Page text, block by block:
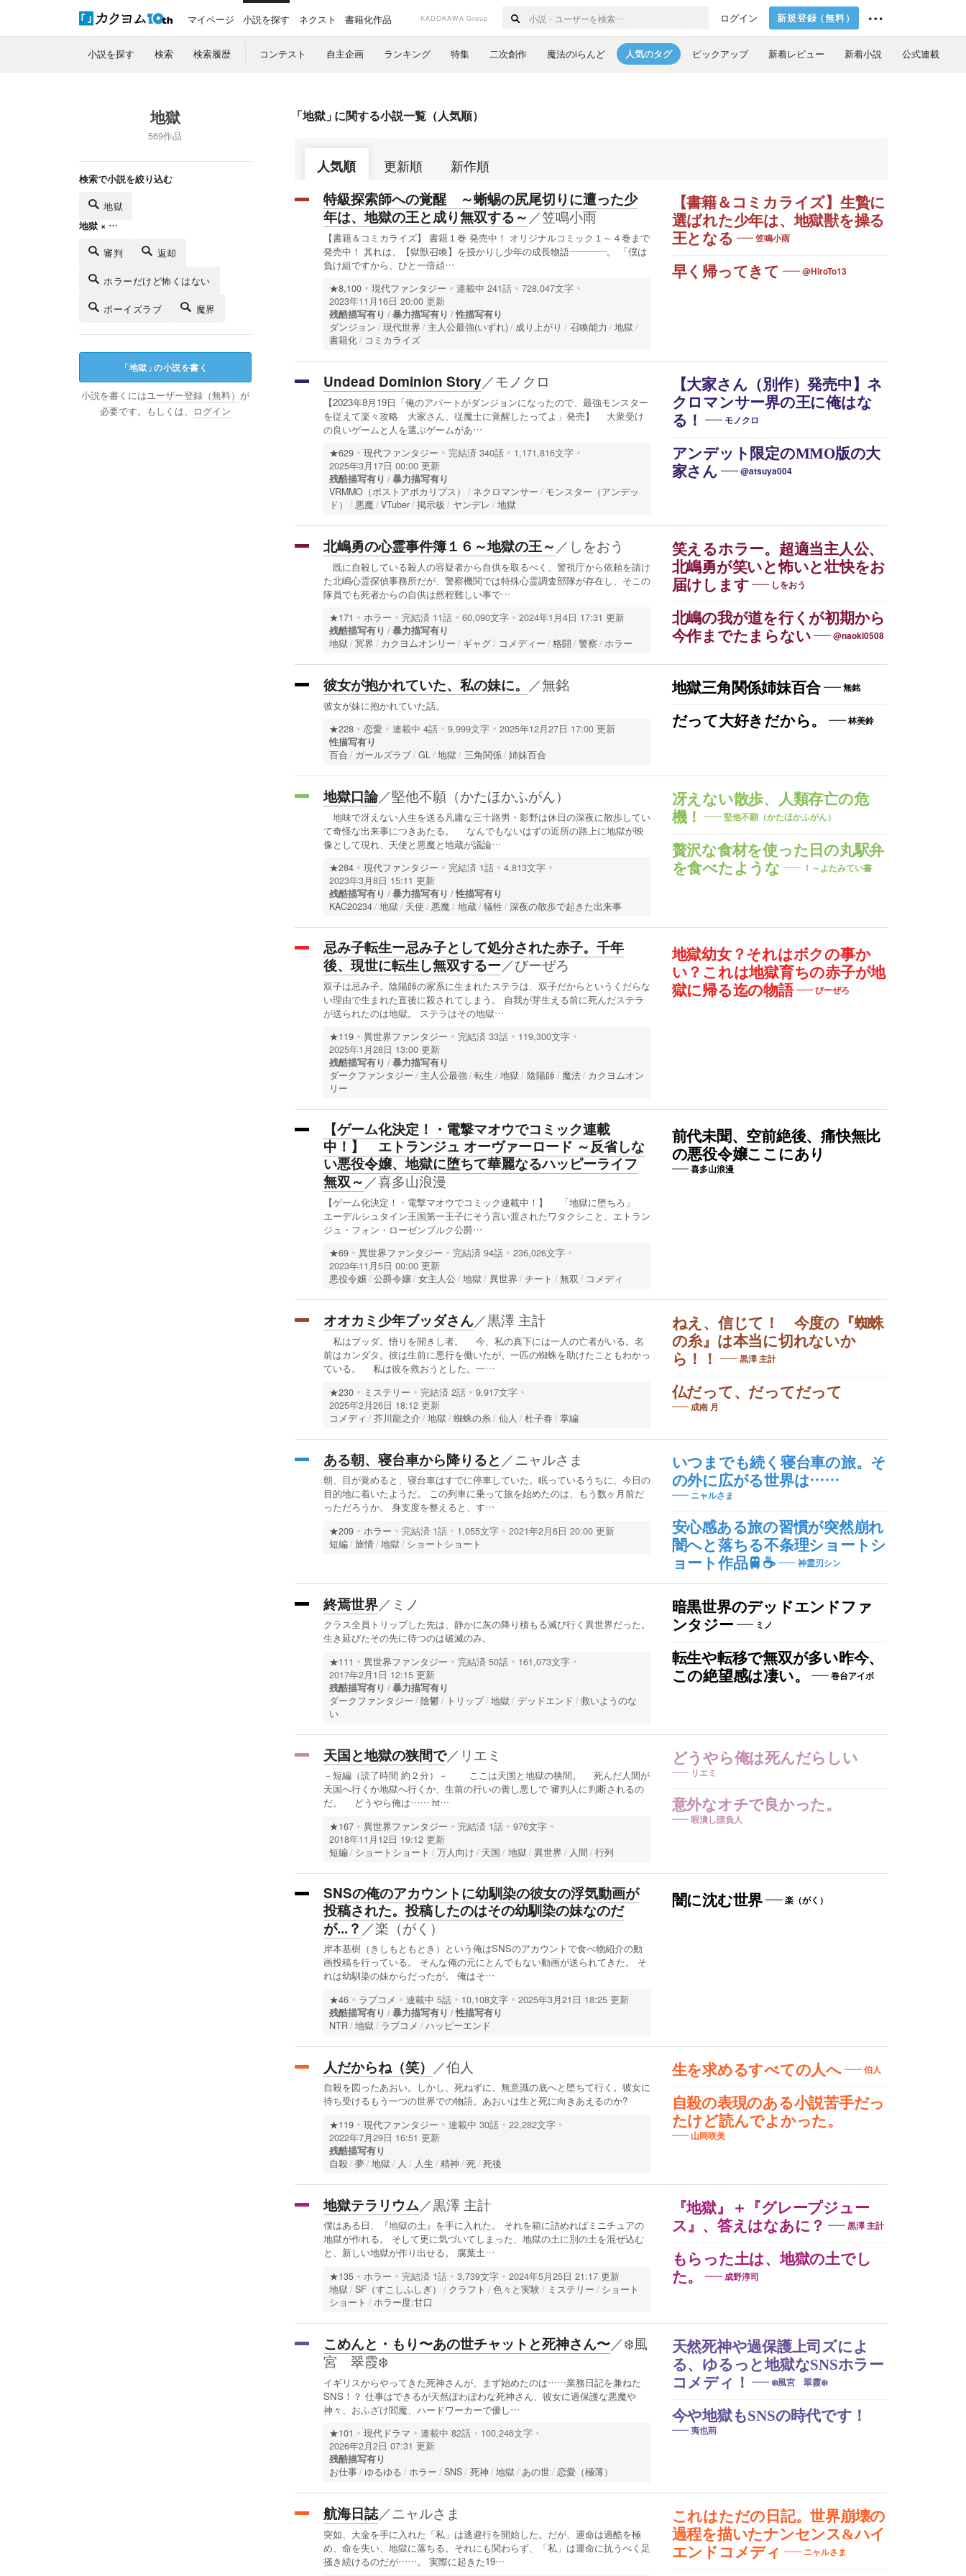
マイページ 小説を探す ネクスト 書籍化作品 KADOKAWA Group ログイン 新規登録（無料）
小説を探す 検索 検索履歴 コンテスト 自主企画 ランキング 特集 二次創作 魔法のiらんど 人気のタグ ピックアップ 新着レビュー 新着小説 公式連載
地獄
569作品
検索で小説を絞り込む
地獄
地獄 × …
審判 返却
ホラーだけど怖くはない
ボーイズラブ 魔界
「地獄 」の小説を書く
小説を書くにはユーザー登録（無料） が
必要です。もしくは、
ログイン
「地獄 」に関する小説一覧（人気順）
人気順 更新順 新作順
【書籍＆コミカライズ】生贄に
選ばれた少年は、地獄獣を操る
王となる
笠鳴小雨
早く帰ってきて @HiroTo13
特級探索師への覚醒 ～蜥蜴の尻尾切りに遭った少
年は、地獄の王と成り無双する～／笠鳴小雨
【書籍＆コミカライズ】 書籍１巻 発売中！ オリジナルコミック１～４巻まで
発売中！ 其れは、【獄獣召喚】を授かりし少年の成長物語――――。 「僕は
負け組ですから、ひと一倍頑…
★8,100 現代ファンタジー 連載中 241話
728,047文字
2023年11月16日 20:00 更新
残酷描写有り
暴力描写有り
性描写有り
ダンジョン
現代世界 主人公最強(いずれ) 成り上がり 召喚能力
地獄
書籍化
コミカライズ
【大家さん（別作）発売中】ネ
クロマンサー界の王に俺はな
る！
モノクロ
アンデット限定のMMO版の大
家さん
@atsuya004
Undead Dominion Story／モノクロ
【2023年8月19日「俺のアパートがダンジョンになったので、最強モンスター
を従えて楽々攻略 大家さん、従魔士に覚醒したってよ」発売】 大衆受け
の良いゲームと人を選ぶゲームがあ…
★629 現代ファンタジー 完結済 340話
1,171,816文字
2025年3月17日 00:00 更新
残酷描写有り
暴力描写有り
VRMMO（ポストアポカリプス）
ネクロマンサー
モンスター（アンデッ
ド）
悪魔 VTuber 掲示板 ヤンデレ 地獄
笑えるホラー。超適当主人公、
北嶋勇が笑いと怖いと壮快をお
届けします
しをおう
北嶋の我が道を行くが初期から
今作までたまらない
@naoki0508
北嶋勇の心霊事件簿１６～地獄の王～ ／ しをおう
既に自殺している殺人の容疑者から自供を取るべく、警視庁から依頼を請け
た北嶋心霊探偵事務所だが、警察機関では特殊心霊調査部隊が存在し、そこの
隊員でも死者からの自供は然程難しい事で…
★171 ホラー 完結済 11話 60,090文字
2024年1月4日 17:31 更新
残酷描写有り
暴力描写有り
地獄
冥界 カクヨムオンリー ギャグ コメディー 格闘 警察 ホラー
地獄三角関係姉妹百合 無銘
だって大好きだから。 林美鈴
彼女が抱かれていた、私の妹に。 ／無銘
彼女が妹に抱かれていた話。
★228 恋愛 連載中 4話 9,999文字
2025年12月27日 17:00 更新
性描写有り
百合
ガールズラブ GL 地獄 三角関係 姉妹百合
冴えない散歩、人類存亡の危
機！
堅他不願（かたほかふがん）
贅沢な食材を使った日の丸駅弁
を食べたような
！～よたみてい書
地獄口論／堅他不願（かたほかふがん）
地味で冴えない人生を送る凡庸な三十路男・影野は休日の深夜に散歩してい
て奇怪な出来事につきあたる。 なんでもないはずの近所の路上に地獄が映
像として現れ、天使と悪魔と地蔵が議論…
★284 現代ファンタジー 完結済 1話
4,813文字
2023年3月8日 15:11 更新
残酷描写有り
暴力描写有り
性描写有り
KAC20234 地獄 天使 悪魔 地蔵 犠牲 深夜の散歩で起きた出来事
地獄幼女？それはボクの事か
い？これは地獄育ちの赤子が地
獄に帰る迄の物語
びーぜろ
忌み子転生ー忌み子として処分された赤子。千年
後、現世に転生し無双するー／びーぜろ
双子は忌み子。陰陽師の家系に生まれたステラは、双子だからというくだらな
い理由で生まれた直後に殺されてしまう。 自我が芽生える前に死んだステラ
が送られたのは地獄。 ステラはその地獄…
★119 異世界ファンタジー 完結済 33話
119,300文字
2025年1月28日 13:00 更新
残酷描写有り
暴力描写有り
ダークファンタジー
主人公最強 転生 地獄 陰陽師 魔法
カクヨムオン
リー
前代未聞、空前絶後、痛快無比
の悪役令嬢ここにあり
喜多山浪漫
【ゲーム化決定！・電撃マオウでコミック連載
中！】 エトランジュ オーヴァーロード ～反省しな
い悪役令嬢、地獄に堕ちて華麗なるハッピーライフ
無双～ ／喜多山浪漫
【ゲーム化決定！・電撃マオウでコミック連載中！】 「地獄に堕ちろ」
エーデルシュタイン王国第一王子にそう言い渡されたワタクシこと、エトラン
ジュ・フォン・ローゼンブルク公爵…
★69 異世界ファンタジー 完結済 94話
236,026文字
2023年11月5日 00:00 更新
悪役令嬢 公爵令嬢 女主人公 地獄 異世界 チート 無双 コメディ
ねえ、信じて！ 今度の『蜘蛛
の糸』は本当に切れないか
ら！！
黒澤 主計
仏だって、だってだって
成南 月
オオカミ少年ブッダさん／黒澤 主計
私はブッダ。悟りを開きし者。 今、私の真下には一人の亡者がいる。名
前はカンダタ。彼は生前に悪行を働いたが、一匹の蜘蛛を助けたこともわかっ
ている。 私は彼を救おうとした。一…
★230 ミステリー 完結済 2話
9,917文字
2025年2月26日 18:12 更新
コメディ
芥川龍之介 地獄 蜘蛛の糸 仙人 杜子春 掌編
いつまでも続く寝台車の旅。そ
の外に広がる世界は……
ニャルさま
安心感ある旅の習慣が突然崩れ
闇へと落ちる不条理ショートシ
ョート作品🚆☕
神霊刃シン
ある朝、寝台車から降りると ／ニャルさま
朝、目が覚めると、寝台車はすでに停車していた。眠っているうちに、今日の
目的地に着いたようだ。 この列車に乗って旅を始めたのは、もう数ヶ月前だ
っただろうか。 身支度を整えると、す…
★209 ホラー 完結済 1話 1,055文字
2021年2月6日 20:00 更新
短編 旅情 地獄 ショートショート
暗黒世界のデッドエンドファ
ンタジー
ミノ
転生や転移で無双が多い昨今、
この絶望感は凄い。
巻台アイボ
終焉世界／ ミノ
クラス全員トリップした先は、静かに灰の降り積もる滅び行く異世界だった。
生き延びたその先に待つのは破滅のみ。
★111 異世界ファンタジー 完結済 50話
161,073文字
2017年2月1日 12:15 更新
残酷描写有り
暴力描写有り
ダークファンタジー
陰鬱 トリップ 地獄 デッドエンド
救いようのな
い
どうやら俺は死んだらしい
リエミ
意外なオチで良かった。
暇潰し請負人
天国と地獄の狭間で／ リエミ
－短編（読了時間 約２分）－ ここは天国と地獄の狭間。 死んだ人間が
天国へ行くか地獄へ行くか、生前の行いの善し悪しで 審判人に判断されるの
だ。 どうやら俺は…… ht…
★167 異世界ファンタジー 完結済 1話
976文字
2018年11月12日 19:12 更新
短編
ショートショート 万人向け 天国 地獄 異世界 人間 行列
闇に沈む世界 楽（がく）
SNSの俺のアカウントに幼馴染の彼女の浮気動画が
投稿された。投稿したのはその幼馴染の妹なのだ
が...？／楽（がく）
岸本基樹（きしもともとき）という俺はSNSのアカウントで食べ物紹介の動
画投稿を行っている。 そんな俺の元にとんでもない動画が送られてきた。 そ
れは幼馴染の妹からだったが。 俺はそ…
★46 ラブコメ 連載中 5話 10,108文字
2025年3月21日 18:25 更新
残酷描写有り
暴力描写有り
性描写有り
NTR 地獄 ラブコメ ハッピーエンド
生を求めるすべての人へ 伯人
自殺の表現のある小説苦手だっ
たけど読んでよかった。
山岡咲美
人だからね（笑） ／伯人
自殺を図ったあおい。しかし、死ねずに、無意識の底へと堕ちて行く。彼女に
待ち受けるもう一つの世界での物語。あおいは生と死に向きあえるのか?
★119 現代ファンタジー 連載中 30話
22,282文字
2022年7月29日 16:51 更新
残酷描写有り
自殺 夢 地獄 人 人生 精神 死 死後
『地獄』＋『グレープジュー
ス』、答えはなあに？
黒澤 主計
もらった土は、地獄の土でし
た。
成野淳司
地獄テラリウム／黒澤 主計
僕はある日、『地獄の土』を手に入れた。 それを箱に詰めればミニチュアの
地獄が作れる。 そして更に気づいてしまった、地獄の土に別の土を混ぜ込む
と、新しい地獄が作り出せる。 腐葉土…
★135 ホラー 完結済 1話 3,739文字
2024年5月25日 21:17 更新
地獄
SF（すこしふしぎ） クラフト 色々と実験 ミステリー
ショート
ショート
ホラー度:甘口
天然死神や過保護上司ズによ
る、ゆるっと地獄なSNSホラー
コメディ！
❄️風宮 翠霞❄️
今や地獄もSNSの時代です！
夷也荊
こめんと・もり〜あの世チャットと死神さん〜／❄️風
宮 翠霞❄️
イギリスからやってきた死神さんが、まず始めたのは……業務日記を兼ねた
SNS！？ 仕事はできるが天然ぽわぽわな死神さん、彼女に過保護な悪魔や
神々、おふざけ閻魔、ハードワーカーで優し…
★101 現代ドラマ 連載中 82話
100,246文字
2026年2月2日 07:31 更新
残酷描写有り
お仕事
ゆるゆる ホラー SNS 死神 地獄 あの世 恋愛（極薄）
これはただの日記。世界崩壊の
過程を描いたナンセンス&ハイ
エンドコメディ
ニャルさま
航海日誌／ニャルさま
突如、大金を手に入れた「私」は逃避行を開始した。だが、運命は過酷を極
め、命を失い、地獄に落ちる。それにも関わらず、「私」は運命に抗うべく足
掻き続けるのだが……。 実際に起きた19…